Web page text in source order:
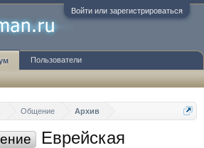
Войти или зарегистрироваться
Общение Архив
Еврейская
Пользователи